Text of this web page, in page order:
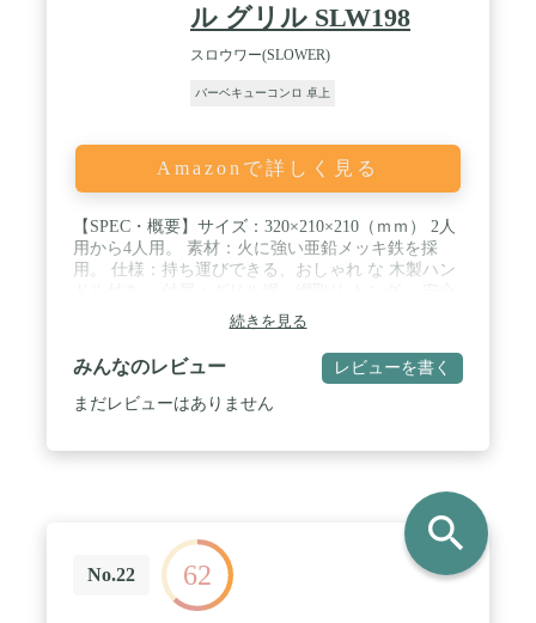
ル グリル SLW198
スロウワー(SLOWER)
バーベキューコンロ 卓上
Amazonで詳しく見る
【SPEC・概要】サイズ：320×210×210（ｍｍ） 2人
用から4人用。 素材：火に強い亜鉛メッキ鉄を採
用。 仕様：持ち運びできる、おしゃれ な 木製ハン
設計の 炭 皿 / 【コンパクトで持ち運び、使いやす
い】気楽にBBQを楽しめるコンパクトサイズ。組立
いらず、安定性もあり初心者からもスタートでき
る。ハンドル付きで持ち運びも安く安心設計。 /
【アウトドアもおしゃれに】昨今のアウトドアグッ
せたブランドSLOWER。そのエッセンスを盛り込で
送り出したアウトドアItemです。 / ※熱に弱い樹脂
や木製などのテーブルの上に直接設置してのご使用
はお控えください。その他取説にある、禁止事項、
警告事項をよく読みご利用ください。
続きを見る
みんなのレビュー レビューを書く
まだレビューはありません
No.22 62
search